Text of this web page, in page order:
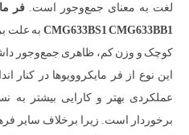
لغت به معنای جمع‌وجور است. فر
CMG633BS1 CMG633BB1 به علت
کوچک و وزن کم، ظاهری جمع‌وجور
این نوع از فر مایکروویوها در کنار
عملکردی بهتر و کارایی بیشتر به
برخوردار است. زیرا برخلاف سایر